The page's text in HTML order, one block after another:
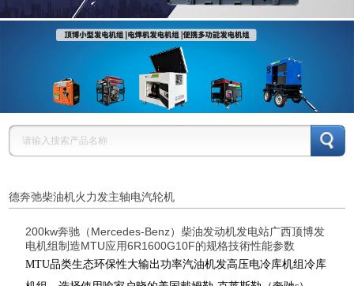
德奔弛柴油机火力发主轴电汽轮机
200kw奔驰（Mercedes-Benz）柴油发动机发电站广西顶博发
电机组制造MTU应用6R1600G10F的规格技術性能参数
MTU品类生态环保性大输出功率汽油机发高压电冷库机组冷库